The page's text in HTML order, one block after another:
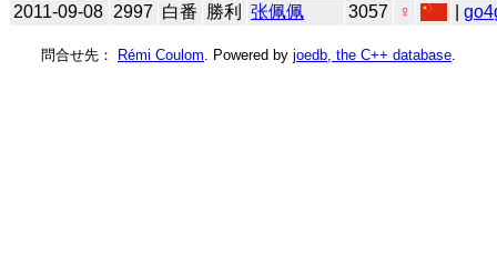
2011-09-08 2997 白番 勝利 张佩佩 3057 ♀ |
問合せ先： Rémi Coulom . Powered by joedb, the C++ database